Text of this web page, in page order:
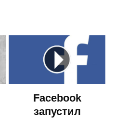
Facebook
запустил